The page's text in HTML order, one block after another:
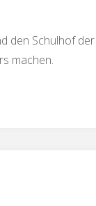
den Schulhof der
machen.